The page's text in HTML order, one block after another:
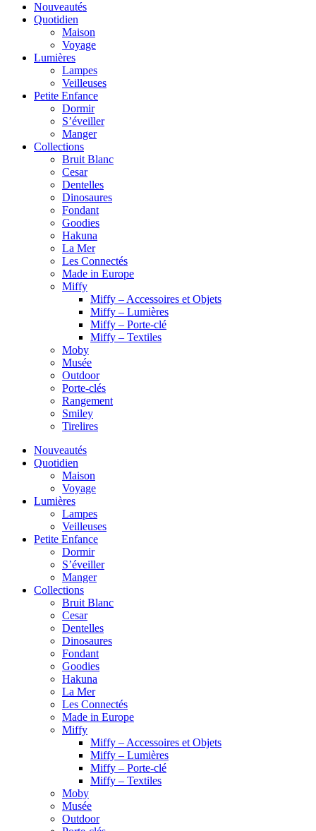
Nouveautés
Quotidien
Maison
Voyage
Lumières
Lampes
Veilleuses
Petite Enfance
Dormir
S’éveiller
Manger
Collections
Bruit Blanc
Cesar
Dentelles
Dinosaures
Fondant
Goodies
Hakuna
La Mer
Les Connectés
Made in Europe
Miffy
Miffy – Accessoires et Objets
Miffy – Lumières
Miffy – Porte-clé
Miffy – Textiles
Moby
Musée
Outdoor
Porte-clés
Rangement
Smiley
Tirelires
Nouveautés
Quotidien
Maison
Voyage
Lumières
Lampes
Veilleuses
Petite Enfance
Dormir
S’éveiller
Manger
Collections
Bruit Blanc
Cesar
Dentelles
Dinosaures
Fondant
Goodies
Hakuna
La Mer
Les Connectés
Made in Europe
Miffy
Miffy – Accessoires et Objets
Miffy – Lumières
Miffy – Porte-clé
Miffy – Textiles
Moby
Musée
Outdoor